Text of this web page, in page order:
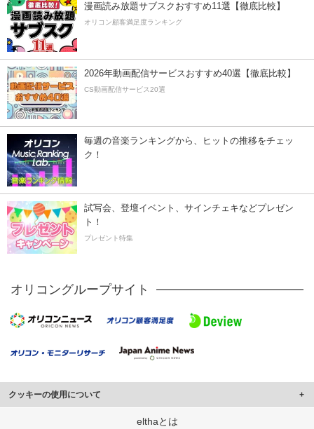
漫画読み放題サブスクおすすめ11選【徹底比較】
オリコン顧客満足度ランキング
2026年動画配信サービスおすすめ40選【徹底比較】
CS動画配信サービス20選
毎週の音楽ランキングから、ヒットの推移をチェッ
ク！
試写会、登壇イベント、サインチェキなどプレゼン
ト！
プレゼント特集
オリコングループサイト
クッキーの使用について
このサイトでは Cookie を使用して、ユーザーに合わせたコンテンツや広告の
elthaとは